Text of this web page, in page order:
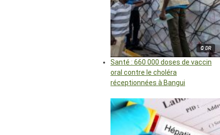
© DR
Santé : 660 000 doses de vaccin
oral contre le choléra
réceptionnées à Bangui